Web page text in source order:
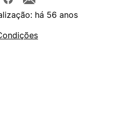
há 56 anos